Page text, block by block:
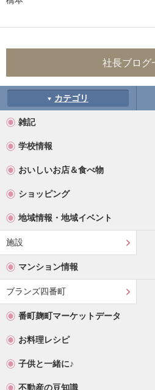
社長ブログ
カテゴリ
雑記
学校情報
おいしいお店＆食べ物
ショッピング
地域情報・地域イベント
施設
マンション情報
ブランズ四番町
番町麹町マーケットデータ
お料理レシピ
子供と一緒に♪
不動産の豆知識